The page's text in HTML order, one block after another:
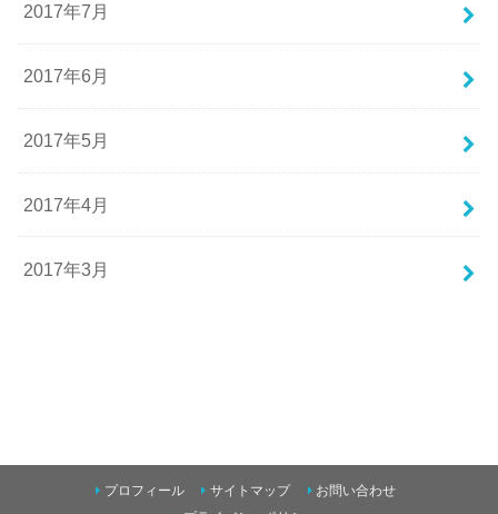
2017年7月
2017年6月
2017年5月
2017年4月
2017年3月
プロフィール サイトマップ
お問い合わせ